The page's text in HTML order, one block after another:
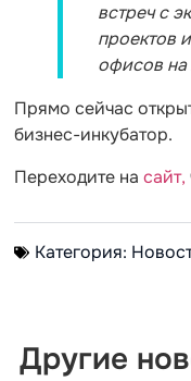
встреч с
проектов
офисов на
Прямо сейчас
бизнес-инкубатор.
Переходите на сайт,
Категория:
Другие